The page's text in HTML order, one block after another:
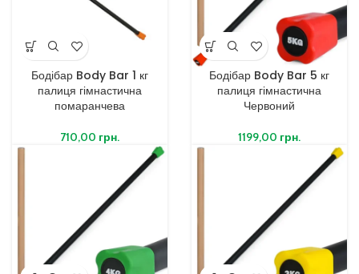
Бодібар Body Bar 1 кг
палиця гімнастична
помаранчева
710,00 грн.
Бодібар Body Bar 5 кг
палиця гімнастична
Червоний
1199,00 грн.